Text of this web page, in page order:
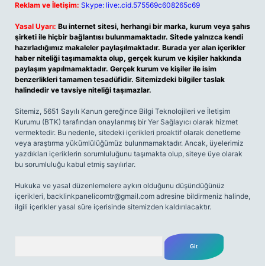
Reklam ve İletişim: Skype: live:.cid.575569c608265c69
Yasal Uyarı: Bu internet sitesi, herhangi bir marka, kurum veya şahıs
şirketi ile hiçbir bağlantısı bulunmamaktadır. Sitede yalnızca kendi
hazırladığımız makaleler paylaşılmaktadır. Burada yer alan içerikler
haber niteliği taşımamakta olup, gerçek kurum ve kişiler hakkında
paylaşım yapılmamaktadır. Gerçek kurum ve kişiler ile isim
benzerlikleri tamamen tesadüfidir. Sitemizdeki bilgiler taslak
halindedir ve tavsiye niteliği taşımazlar.
Sitemiz, 5651 Sayılı Kanun gereğince Bilgi Teknolojileri ve İletişim
Kurumu (BTK) tarafından onaylanmış bir Yer Sağlayıcı olarak hizmet
vermektedir. Bu nedenle, sitedeki içerikleri proaktif olarak denetleme
veya araştırma yükümlülüğümüz bulunmamaktadır. Ancak, üyelerimiz
yazdıkları içeriklerin sorumluluğunu taşımakta olup, siteye üye olarak
bu sorumluluğu kabul etmiş sayılırlar.
Hukuka ve yasal düzenlemelere aykırı olduğunu düşündüğünüz
içerikleri, backlinkpanelicomtr@gmail.com adresine bildirmeniz halinde,
ilgili içerikler yasal süre içerisinde sitemizden kaldırılacaktır.